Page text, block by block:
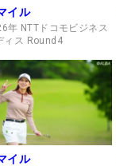
イル
年 NTTドコモビジネス
ィス Round4
イル